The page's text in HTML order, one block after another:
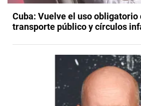
Cuba: Vuelve el uso
transporte público y círculos